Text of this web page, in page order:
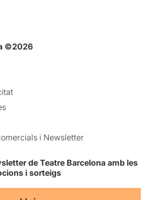
©2026
i Newsletter
de Teatre Barcelona amb les
i sorteigs